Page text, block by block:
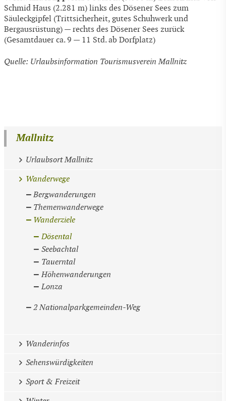
Schmid Haus (2.281 m) links des Dösener Sees zum
Säuleckgipfel (Trittsicherheit, gutes Schuhwerk und
Bergausrüstung) — rechts des Dösener Sees zurück
(Gesamtdauer ca. 9 — 11 Std. ab Dorfplatz)
Quelle: Urlaubsinformation Tourismusverein Mallnitz
Mallnitz
Urlaubsort Mallnitz
Wanderwege
Bergwanderungen
Themenwanderwege
Wanderziele
Dösental
Seebachtal
Tauerntal
Höhenwanderungen
Lonza
2 Nationalparkgemeinden-Weg
Wanderinfos
Sehenswürdigkeiten
Sport & Freizeit